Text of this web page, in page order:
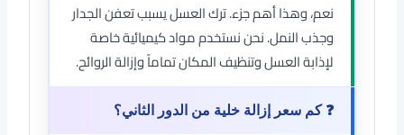
نعم، وهذا أهم جزء. ترك العسل يسبب تعفن الجدار
وجذب النمل. نحن نستخدم مواد كيميائية خاصة
لإذابة العسل وتنظيف المكان تماماً وإزالة الروائح.
❓ كم سعر إزالة خلية من الدور الثاني؟